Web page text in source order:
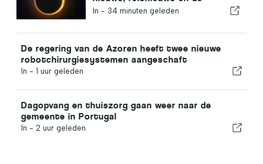
belangrijkste verhalen die de
In - 34 minuten geleden
De regering van de Azoren heeft twee nieuwe
robotchirurgiesystemen aangeschaft
In - 1 uur geleden
Dagopvang en thuiszorg gaan weer naar de
gemeente in Portugal
In - 2 uur geleden